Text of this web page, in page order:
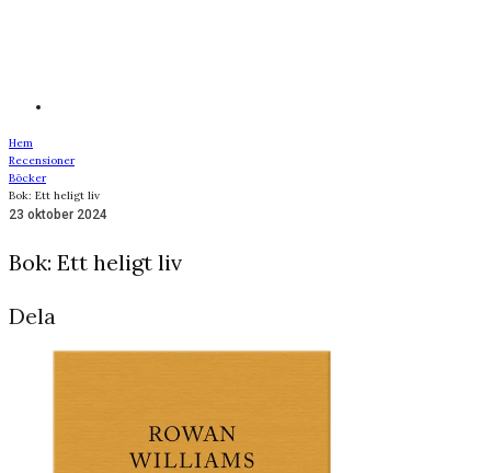
Hem
Recensioner
Böcker
Bok: Ett heligt liv
23 oktober 2024
Bok: Ett heligt liv
Dela